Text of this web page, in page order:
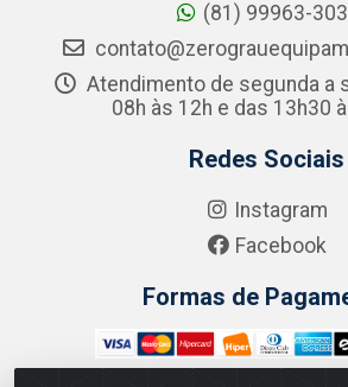
(81) 99963-
Atendimento de segunda a
08h às 12h e das 13h30
Redes Sociais
Instagram
Facebook
Formas de